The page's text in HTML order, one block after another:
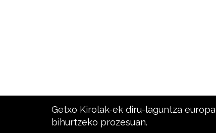
Getxo Kirolak-ek diru-laguntza
bihurtzeko prozesuan.